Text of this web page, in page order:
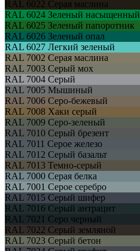
RAL 6022 Серая маслина
RAL 6024 Зеленый насыщенный
RAL 6025 Зеленый папоротник
RAL 6026 Зеленый опал
RAL 6027 Легкий зеленый
RAL 7002 Серая маслина
RAL 7003 Серый мох
RAL 7004 Серый
RAL 7005 Мышиный
RAL 7006 Серо-бежевый
RAL 7008 Хаки серый
RAL 7009 Серо-зеленый
RAL 7010 Серый брезент
RAL 7011 Серое железо
RAL 7012 Серый базальт
RAL 7013 Темно-серый
RAL 7000 Серая белка
RAL 7001 Серое серебро
RAL 7015 Серый шифер
RAL 7016 Серый антрацит
RAL 7021 Серо черный
RAL 7022 Серый земляной
RAL 7023 Серый бетон